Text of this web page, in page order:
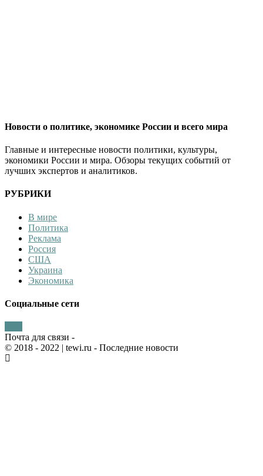
Новости о политике, экономике России и всего мира
Главные и интересные новости политики, культуры,
экономики России и мира. Обзоры текущих событий от
лучших экспертов и аналитиков.
РУБРИКИ
В мире
Политика
Реклама
Россия
США
Украина
Экономика
Социальные сети
Почта для связи -
© 2018 - 2022 | tewi.ru - Последние новости